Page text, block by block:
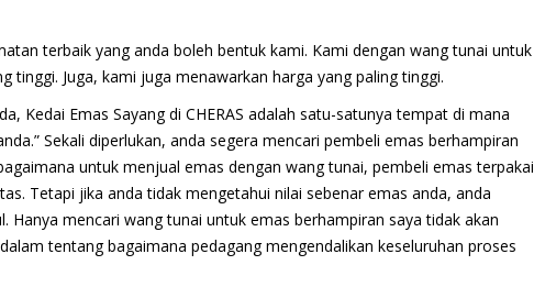
terbaik yang anda boleh bentuk kami. Kami dengan wang tunai untuk
Juga, kami juga menawarkan harga yang paling tinggi.
Kedai Emas Sayang di CHERAS adalah satu-satunya tempat di mana
Sekali diperlukan, anda segera mencari pembeli emas berhampiran
untuk menjual emas dengan wang tunai, pembeli emas terpakai
Tetapi jika anda tidak mengetahui nilai sebenar emas anda, anda
Hanya mencari wang tunai untuk emas berhampiran saya tidak akan
tentang bagaimana pedagang mengendalikan keseluruhan proses